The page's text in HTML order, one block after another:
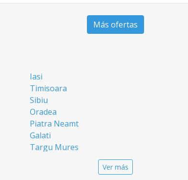
Más ofertas
Iasi
Timisoara
Sibiu
Oradea
Piatra Neamt
Galati
Targu Mures
Ver más